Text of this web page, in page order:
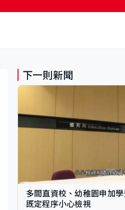
下一則新聞
多間直資校、幼稚園申加
既定程序小心檢視